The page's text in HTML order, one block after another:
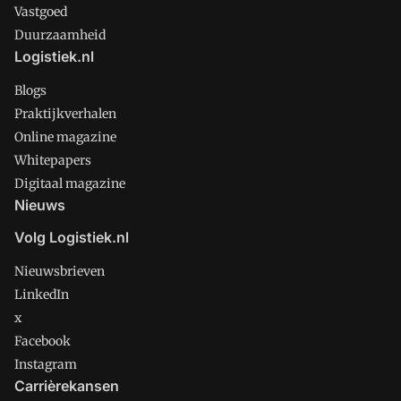
Vastgoed
Duurzaamheid
Logistiek.nl
Blogs
Praktijkverhalen
Online magazine
Whitepapers
Digitaal magazine
Nieuws
Volg Logistiek.nl
Nieuwsbrieven
LinkedIn
x
Facebook
Instagram
Carrièrekansen